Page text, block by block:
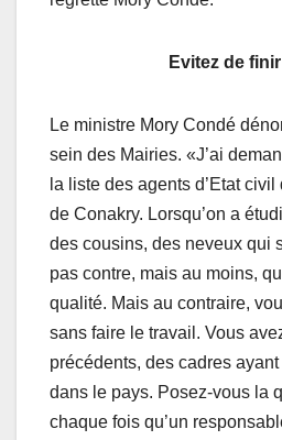
Evitez de
Le ministre Mory Condé
sein des Mairies. «J’ai
la liste des agents d’Etat
de Conakry. Lorsqu’on a
des cousins, des neveux qui
pas contre, mais au moins,
qualité. Mais au contraire,
sans faire le travail. Vous
précédents, des cadres
dans le pays. Posez-vous la
chaque fois qu’un